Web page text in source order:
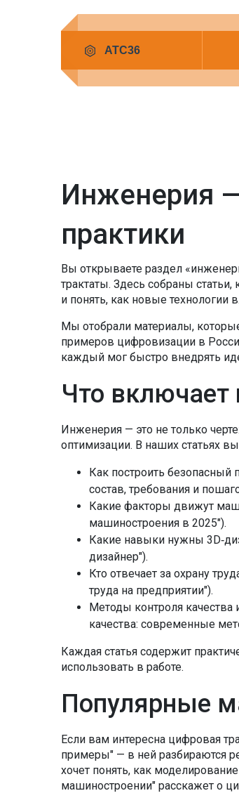
Инженерия
практики
Вы открываете раздел
трактаты. Здесь собраны
и понять, как новые технологии
Мы отобрали материалы,
примеров цифровизации в
каждый мог быстро внедрять
Что включает
Инженерия — это не только
оптимизации. В наших статьях
Как построить безопасный
состав, требования и
Какие факторы движут
машиностроения в 2025").
Какие навыки нужны
дизайнер").
Кто отвечает за охрану
труда на предприятии").
Методы контроля
качества: современные
Каждая статья содержит
использовать в работе.
Популярные
Если вам интересна цифровая
примеры" — в ней разбираются
хочет понять, как
машиностроении" расскажет о